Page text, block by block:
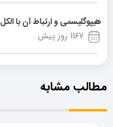
هیپوگلیسمی و ارتباط آن با الکل
1167 روز پیش
مطالب مشابه